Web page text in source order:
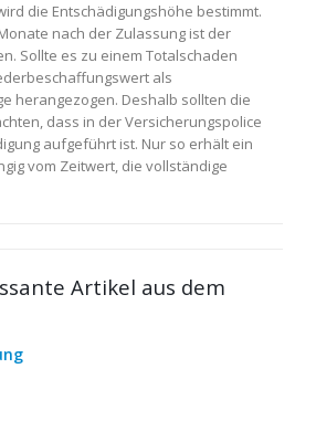
die Entschädigungshöhe bestimmt.
nach der Zulassung ist der
Sollte es zu einem Totalschaden
als
herangezogen. Deshalb sollten die
dass in der Versicherungspolice
aufgeführt ist. Nur so erhält ein
vom Zeitwert, die vollständige
Artikel aus dem